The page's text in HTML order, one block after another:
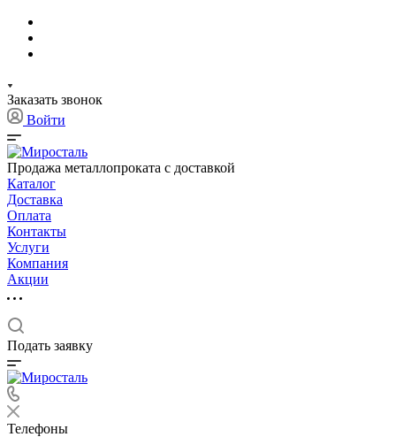
Заказать звонок
Войти
Продажа металлопроката с доставкой
Каталог
Доставка
Оплата
Контакты
Услуги
Компания
Акции
Подать заявку
Телефоны